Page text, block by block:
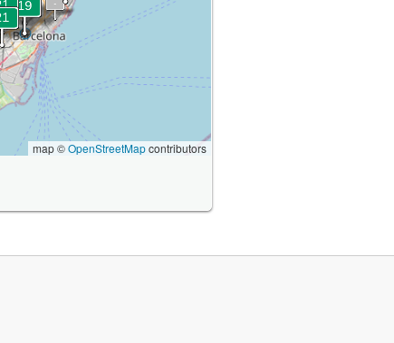
map ©OpenStreetMapcontributors